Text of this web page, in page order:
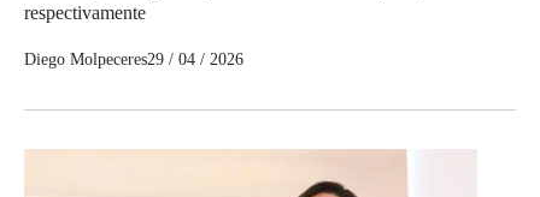
respectivamente
Diego Molpeceres29 / 04 / 2026